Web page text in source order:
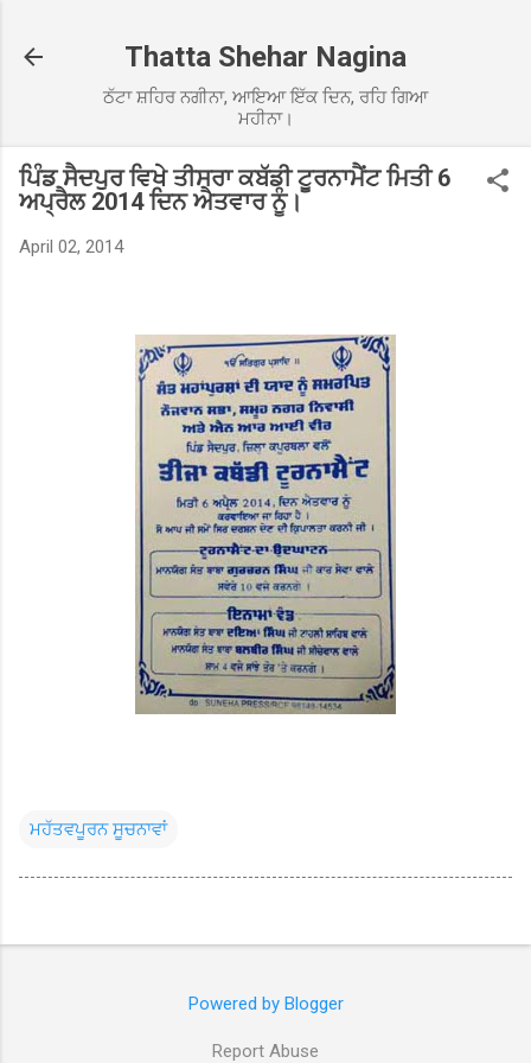
Thatta Shehar Nagina
ਠੱਟਾ ਸ਼ਹਿਰ ਨਗੀਨਾ, ਆਇਆ ਇੱਕ ਦਿਨ, ਰਹਿ ਗਿਆ
ਮਹੀਨਾ।
ਪਿੰਡ ਸੈਦਪੁਰ ਵਿਖੇ ਤੀਸਰਾ ਕਬੱਡੀ ਟੂਰਨਾਮੈਂਟ ਮਿਤੀ 6
ਅਪ੍ਰੈਲ 2014 ਦਿਨ ਐਤਵਾਰ ਨੂੰ।
April 02, 2014
ਮਹੱਤਵਪੂਰਨ ਸੂਚਨਾਵਾਂ
Powered by Blogger
Report Abuse